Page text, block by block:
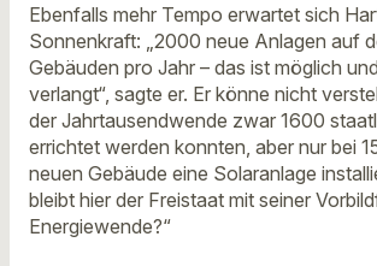
Ebenfalls mehr Tempo erwartet sich
Sonnenkraft: „2000 neue Anlagen auf
Gebäuden pro Jahr – das ist möglich
verlangt“, sagte er. Er könne nicht
der Jahrtausendwende zwar 1600
errichtet werden konnten, aber nur bei
neuen Gebäude eine Solaranlage
bleibt hier der Freistaat mit seiner
Energiewende?“